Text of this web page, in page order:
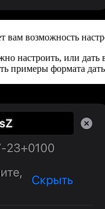
возможность
настроить, или
примеры формата